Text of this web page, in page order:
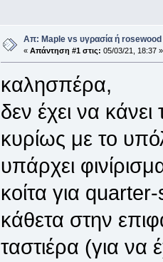
Απ: Maple vs υγρασία ή rosewood
« Απάντηση #1 στις: 05/03/21, 18:37 »
καλησπέρα,
δεν έχει να
κυρίως με το
υπάρχει
κοίτα για
κάθετα στην
ταστιέρα (για να